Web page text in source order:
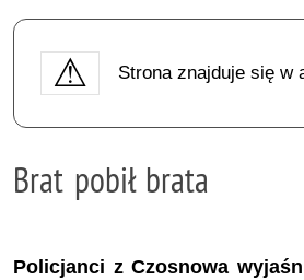
Strona znajduje się w
Brat pobił brata
Policjanci z Czosnowa